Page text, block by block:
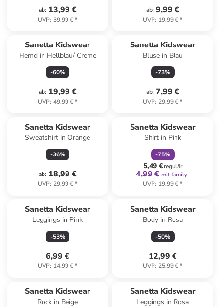
ab: 13,99 €
UVP: 39,99 €*
ab: 9,99 €
UVP: 19,99 €*
Sanetta Kidswear
Hemd in Hellblau/ Creme
-60%
ab: 19,99 €
UVP: 49,99 €*
Sanetta Kidswear
Bluse in Blau
-73%
ab: 7,99 €
UVP: 29,99 €*
Sanetta Kidswear
Sweatshirt in Orange
-36%
ab: 18,99 €
UVP: 29,99 €*
Sanetta Kidswear
Shirt in Pink
-75%
5,49 €regulär
4,99 € mit family
UVP: 19,99 €*
Sanetta Kidswear
Leggings in Pink
-53%
6,99 €
UVP: 14,99 €*
Sanetta Kidswear
Body in Rosa
-50%
12,99 €
UVP: 25,99 €*
Sanetta Kidswear
Rock in Beige
Sanetta Kidswear
Leggings in Rosa